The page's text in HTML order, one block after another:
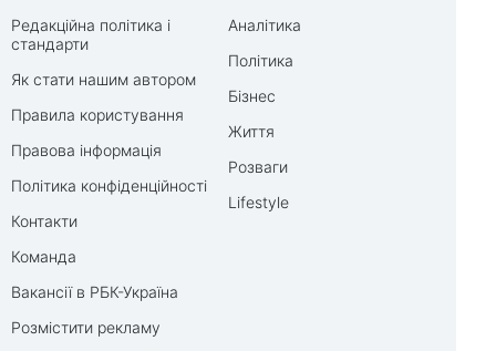
Редакційна політика і
стандарти
Як стати нашим автором
Правила користування
Правова інформація
Політика конфіденційності
Контакти
Команда
Вакансії в РБК-Україна
Розмістити рекламу
Аналітика
Політика
Бізнес
Життя
Розваги
Lifestyle